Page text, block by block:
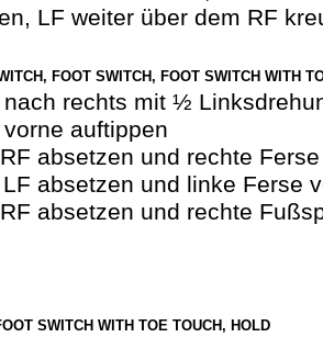
LF weiter über dem RF
FOOT SWITCH, FOOT SWITCH WITH
nach rechts mit ½
auftippen
absetzen und rechte
absetzen und linke Ferse
absetzen und rechte
SWITCH WITH TOE TOUCH, HOLD